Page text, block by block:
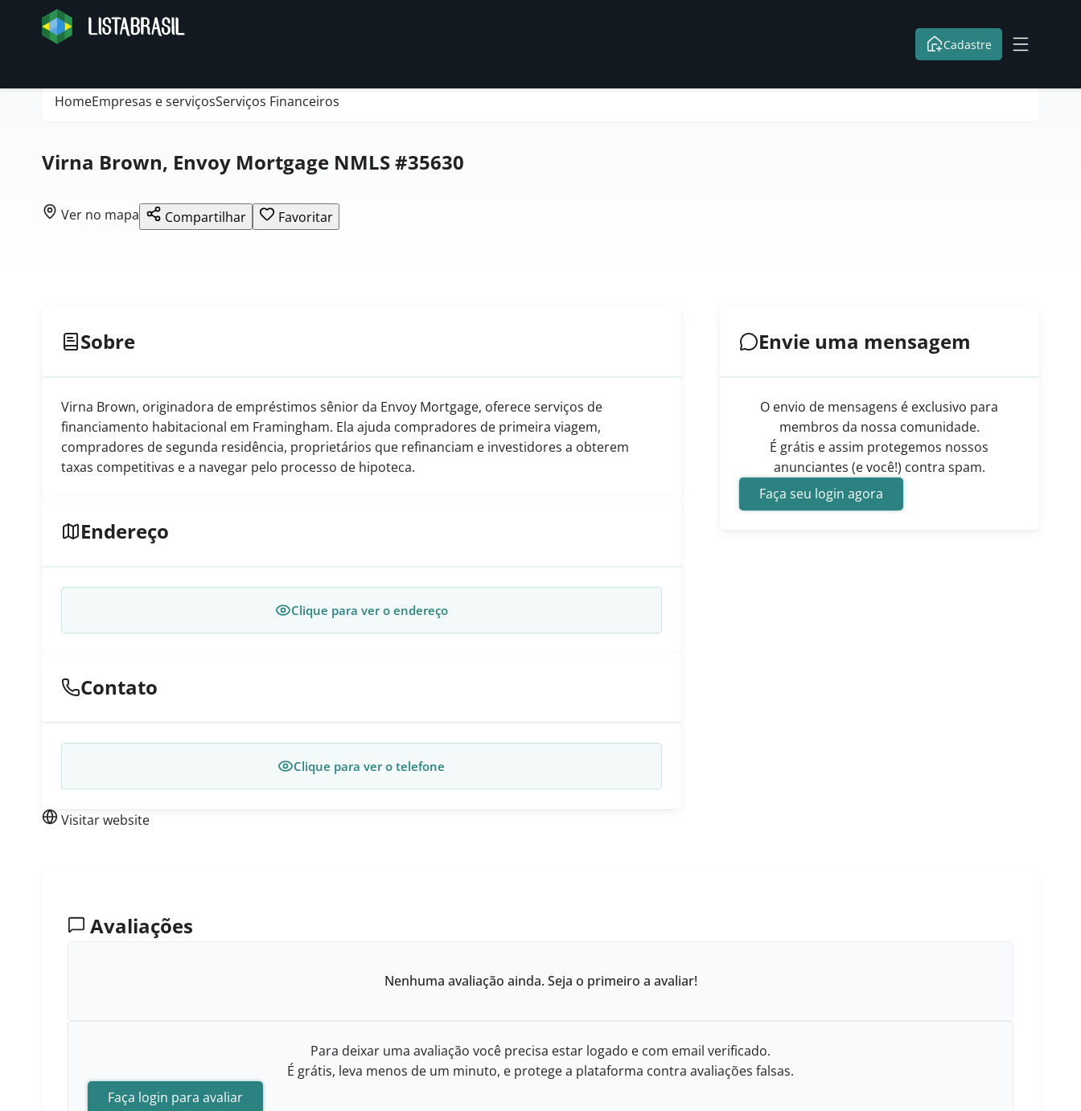
Cadastre
HomeEmpresas e serviçosServiços Financeiros
Virna Brown, Envoy Mortgage NMLS #35630
Ver no mapa Compartilhar Favoritar
Sobre
Virna Brown, originadora de empréstimos sênior da Envoy Mortgage, oferece serviços de
financiamento habitacional em Framingham. Ela ajuda compradores de primeira viagem,
compradores de segunda residência, proprietários que refinanciam e investidores a obterem
taxas competitivas e a navegar pelo processo de hipoteca.
Endereço
Clique para ver o endereço
Contato
Clique para ver o telefone
Visitar website
Envie uma mensagem
O envio de mensagens é exclusivo para
membros da nossa comunidade.
É grátis e assim protegemos nossos
anunciantes (e você!) contra spam.
Faça seu login agora
Avaliações
Nenhuma avaliação ainda. Seja o primeiro a avaliar!
Para deixar uma avaliação você precisa estar logado e com email verificado.
É grátis, leva menos de um minuto, e protege a plataforma contra avaliações falsas.
Faça login para avaliar